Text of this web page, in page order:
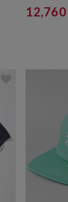
12,760